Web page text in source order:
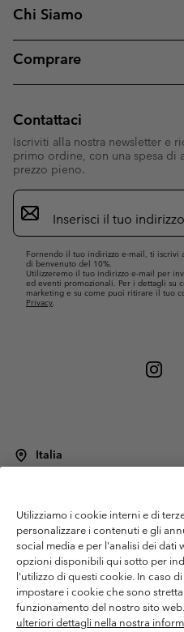
Chi Siamo
Comprare
Contattaci
Iscriviti alla nostra newsletter e
primo ordine, con una spesa di
prezzo pieno.
Iscrizione
e-
mail
Fornendo il tuo indirizzo e-mail, ti iscrivi
di benvenuto del 10%.
Utilizzeremo il tuo indirizzo e-mail per
ed eventi promozionali. Per i dettagli su
marketing e su come puoi ritirare il tuo
Privacy.
Italia
Termini di utilizzo
Condizioni
Politica sulla privacy
Termini e condizioni del programma
Condizioni di utilizzo dei contenuti
Cookies
Public CBCR
Utilizziamo i cookie interni e di
personalizzare i contenuti e gli
social media e per l'analisi dei dati
opzioni disponibili qui sotto per
l'utilizzo di questi cookie. In caso
impostare i cookie che sono
funzionamento del nostro sito web.
ulteriori dettagli nella nostra
Seleziona il paese
Shopping